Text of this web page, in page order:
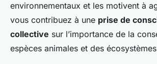
environnementaux et les motivent à
vous contribuez à une prise de
collective sur l’importance de la
espèces animales et des